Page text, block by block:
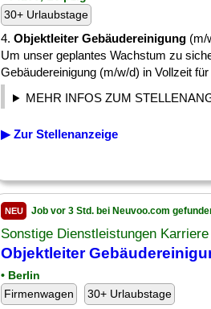
30+ Urlaubstage
4. Objektleiter Gebäudereinigung (m/
Um unser geplantes Wachstum zu
Gebäudereinigung (m/w/d) in Vollzeit
MEHR INFOS ZUM
▶ Zur Stellenanzeige
NEU Job vor 3 Std. bei Neuvoo.com
Sonstige Dienstleistungen Karriere
Objektleiter
• Berlin
Firmenwagen
30+ Urlaubstage